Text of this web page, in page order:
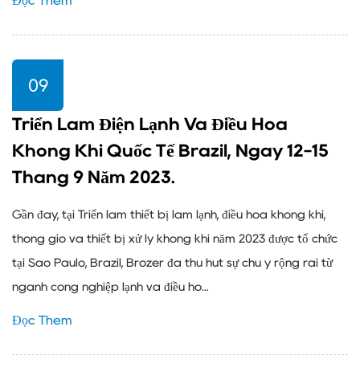
09
Triển Lãm Điện Lạnh Và Điều Hòa
Không Khí Quốc Tế Brazil, Ngày 12-15
Tháng 9 Năm 2023.
Gần đây, tại Triển lãm thiết bị làm lạnh, điều hòa không khí,
thông gió và thiết bị xử lý không khí năm 2023 được tổ chức
tại Sao Paulo, Brazil, Brozer đã thu hút sự chú ý rộng rãi từ
ngành công nghiệp lạnh và điều hò...
Đọc Thêm